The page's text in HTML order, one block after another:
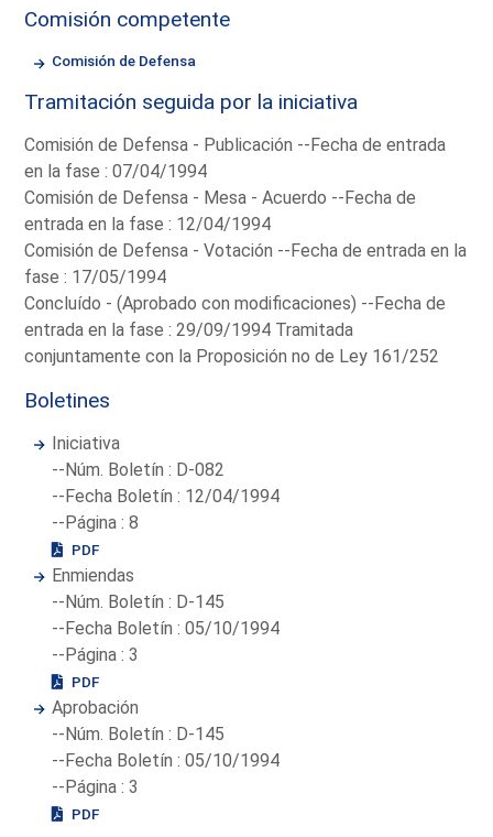
Comisión competente
Comisión de Defensa
Tramitación seguida por la iniciativa
Comisión de Defensa - Publicación --Fecha de entrada
en la fase : 07/04/1994
Comisión de Defensa - Mesa - Acuerdo --Fecha de
entrada en la fase : 12/04/1994
Comisión de Defensa - Votación --Fecha de entrada en la
fase : 17/05/1994
Concluído - (Aprobado con modificaciones) --Fecha de
entrada en la fase : 29/09/1994 Tramitada
conjuntamente con la Proposición no de Ley 161/252
Boletines
Iniciativa
--Núm. Boletín : D-082
--Fecha Boletín : 12/04/1994
--Página : 8
PDF
Enmiendas
--Núm. Boletín : D-145
--Fecha Boletín : 05/10/1994
--Página : 3
PDF
Aprobación
--Núm. Boletín : D-145
--Fecha Boletín : 05/10/1994
--Página : 3
PDF